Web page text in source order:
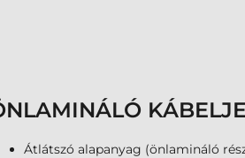
Átlátszó alapanyag (önlamináló